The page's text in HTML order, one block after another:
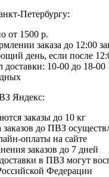
Петербургу:
от 1500 р.
заказа до 12:00
день, если после
доставки: 10-00 до 18-00
Яндекс:
заказы до 10 кг
заказов до ПВЗ
оплаты на сайте
заказов до 7 дней
в ПВЗ могут
Федерации